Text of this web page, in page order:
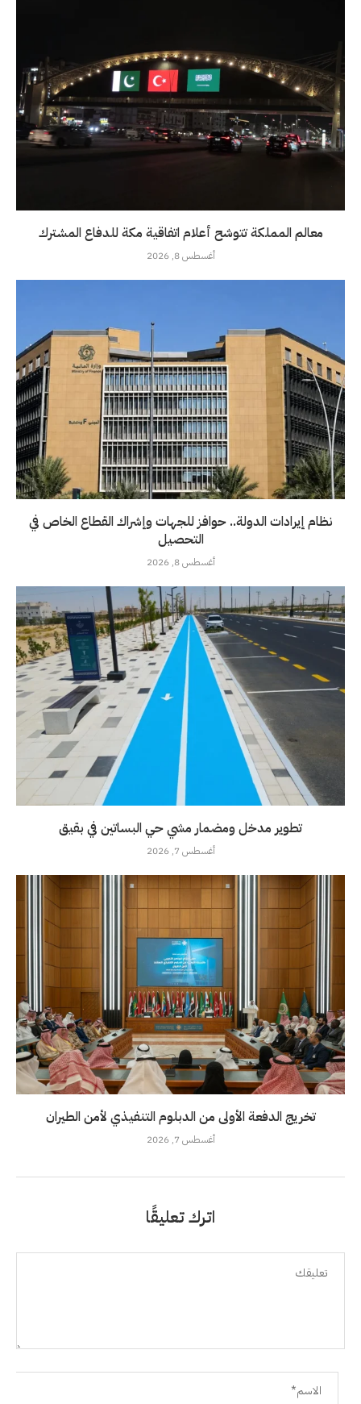
معالم المملكة تتوشح أعلام اتفاقية مكة للدفاع المشترك
أغسطس 8, 2026
نظام إيرادات الدولة.. حوافز للجهات وإشراك القطاع الخاص في
التحصيل
أغسطس 8, 2026
تطوير مدخل ومضمار مشي حي البساتين في بقيق
أغسطس 7, 2026
تخريج الدفعة الأولى من الدبلوم التنفيذي لأمن الطيران
أغسطس 7, 2026
اترك تعليقًا